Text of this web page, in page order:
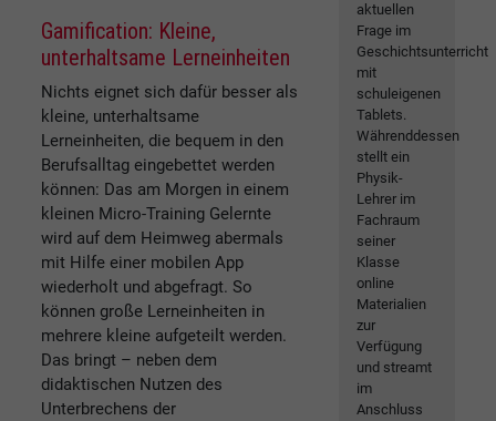
Gamification: Kleine,
unterhaltsame Lerneinheiten
Nichts eignet sich dafür besser als
kleine, unterhaltsame
Lerneinheiten, die bequem in den
Berufsalltag eingebettet werden
können: Das am Morgen in einem
kleinen Micro-Training Gelernte
wird auf dem Heimweg abermals
mit Hilfe einer mobilen App
wiederholt und abgefragt. So
können große Lerneinheiten in
mehrere kleine aufgeteilt werden.
Das bringt – neben dem
didaktischen Nutzen des
Unterbrechens der
aktuellen
Frage im
Geschichtsunterricht
mit
schuleigenen
Tablets.
Währenddessen
stellt ein
Physik-
Lehrer im
Fachraum
seiner
Klasse
online
Materialien
zur
Verfügung
und streamt
im
Anschluss